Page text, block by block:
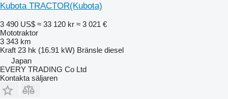
Kubota TRACTOR(Kubota)
3 490 US$ ≈ 33 120 kr ≈ 3 021 €
Mototraktor
3 343 km
Kraft 23 hk (16.91 kW) Bränsle diesel
Japan
EVERY TRADING Co Ltd
Kontakta säljaren